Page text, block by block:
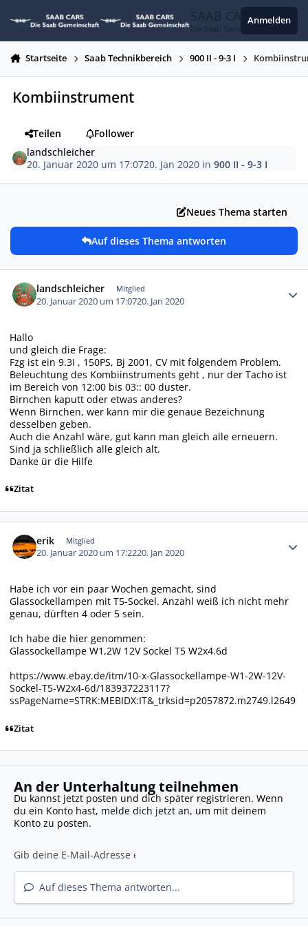
SAAB CARS
Die Saab Gemeinschaft
Anmelden
Startseite Saab Technikbereich 900 II - 9-3 I
Kombiinstrument
Teilen
Follower
landschleicher
20. Januar 2020 um 17:0720. Jan 2020 in900 II - 9-3 I
Neues Thema starten
Auf dieses Thema antworten
landschleicher Mitglied
20. Januar 2020 um 17:0720. Jan 2020
Hallo
und gleich die Frage:
Fzg ist ein 9.3I , 150PS, Bj 2001, CV mit folgendem Problem.
Beleuchtung des Kombiinstruments geht , nur der Tacho ist
im Bereich von 12:00 bis 03:: 00 duster.
Birnchen kaputt oder etwas anderes?
Wenn Birnchen, wer kann mir die genaue Bezeichnung
desselben geben.
Auch die Anzahl wäre, gut kann man gleich alle erneuern.
Sind ja schließlich alle gleich alt.
Danke ür die Hilfe
Zitat
erik Mitglied
20. Januar 2020 um 17:2220. Jan 2020
Habe ich vor ein paar Wochen gemacht, sind
Glassockellampen mit T5-Sockel. Anzahl weiß ich nicht mehr
genau, dürften 4 oder 5 sein.
Ich habe die hier genommen:
Glassockellampe W1,2W 12V Sockel T5 W2x4.6d
https://www.ebay.de/itm/10-x-Glassockellampe-W1-2W-12V-
Sockel-T5-W2x4-6d/183937223117?
ssPageName=STRK:MEBIDX:IT&_trksid=p2057872.m2749.l2649
Zitat
An der Unterhaltung teilnehmen
Du kannst jetzt posten und dich später registrieren. Wenn
du ein Konto hast, melde dich jetzt an, um mit deinem
Konto zu posten.
Auf dieses Thema antworten...